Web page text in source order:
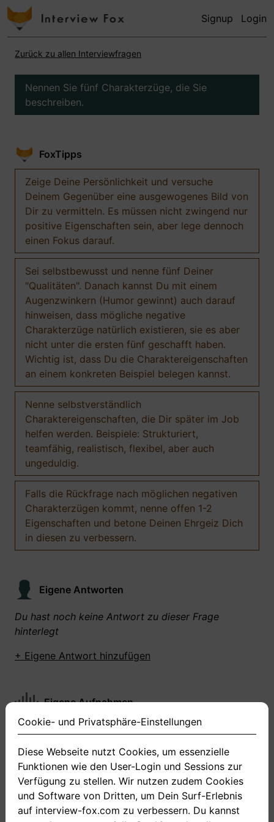
Signup Login
Zurück zu allen Interviewfragen
Nennen Sie fünf Charakterzüge, die Sie
beschreiben.
FoxTipps
Zeige Deine Persönlichkeit und versuche
Deinem Gegenüber eine ausgewogenes Bild von
Dir zu vermitteln. Es müssen nicht zwingend nur
positive Eigenschaften sein, aber lege dennoch
einen Fokus darauf.
Sei selbstbewusst und nenne fünf Deiner
"Qualitäten". Danach kannst Du mit einem
Augenzwinkern (Humor gewinnt) auch darauf
hinweisen, dass mögliche negative
Charakterzüge natürlich existieren, sie es aber
nicht unter die ersten fünf geschafft haben.
Wichtig ist, dass Du die Charaktereigenschaften
an einem konkreten Beispiel belegen kannst.
Nenne selbstverständlich
Charaktereigenschaften, die Dir später im Job
helfen werden. Beispiele: Strukturiert,
teamfähig, realistisch, flexibel, aber auch
ungeduldig.
Falls die Rückfrage nach möglichen negativen
Charakterzügen kommt, nenne offen 1-2
Eigenschaften und betone Deinen Ehrgeiz Dich
in diesen zu verbessern.
Eigene Antworten
Du hast noch keine Antwort zu dieser Frage
hinterlegt
+ Eigene Antwort hinzufügen
Eigene Aufnahmen
Du hast zu dieser Frage noch keine Antworten
+ Neue Antwort aufnehmen
Cookie- und Privatsphäre-Einstellungen
Diese Webseite nutzt Cookies, um essenzielle
Funktionen wie den User-Login und Sessions zur
Verfügung zu stellen. Wir nutzen zudem Cookies
und Software von Dritten, um Dein Surf-Erlebnis
auf interview-fox.com zu verbessern. Du kannst